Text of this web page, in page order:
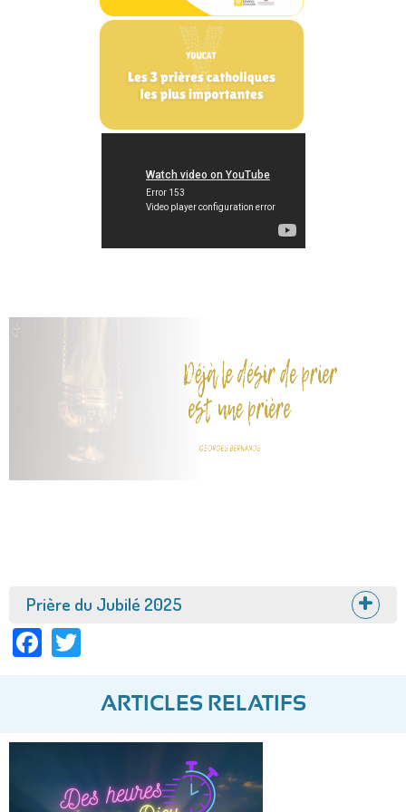
Afficher
Prière du Jubilé 2025
Facebook
ARTICLES RELATIFS